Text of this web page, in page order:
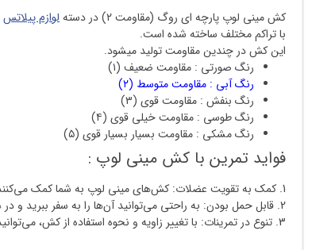
کش مینی لوپ پارچه ای روگ (مقاومت ۲) در دسته لوازم پیلاتس
با تراکم مختلف ساخته شده است.
این کش در چندین مقاومت تولید میشود.
رنگ صورتی : مقاومت ضعیف (۱)
رنگ آبی : مقاومت متوسط (۲)
رنگ بنفش : مقاومت قوی (۳)
رنگ طوسی : مقاومت خیلی قوی (۴)
رنگ مشکی : ‌مقاومت بسیار بسیار قوی (۵)
فواید تمرین با کش مینی لوپ :
1. کمک به تقویت عضلات: کش‌های مینی لوپ به شما کمک می‌کنند تا عضلات مختلف بدن را تقویت کنید.
2. قابل حمل بودن: به راحتی می‌توانید آن‌ها را به سفر ببرید و در هر مکانی استفاده کنید.
3. تنوع در تمرینات: با تغییر زاویه و نحوه استفاده از کش، می‌توانید تمرینات متنوعی را انجام دهید.